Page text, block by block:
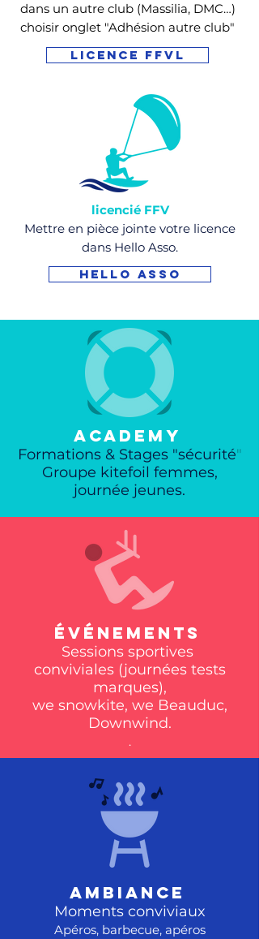
dans un autre club (Massilia, DMC…)
choisir onglet "Adhésion autre club"
licence FFVL
licencié FFV
Mettre en pièce jointe votre licence
dans Hello Asso.
Hello Asso
ACADEMY
Formations & Stages "sécurité"
Groupe kitefoil femmes,
journée jeunes.
ÉVÉNEMENTS
Sessions sportives
conviviales (journées tests
marques),
we snowkite, we Beauduc,
Downwind.
.
AMBIANCE
Moments conviviaux
Apéros, barbecue, apéros